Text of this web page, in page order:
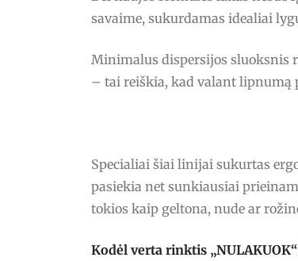
savaime, sukurdamas idealiai
Minimalus dispersijos sluoksnis
– tai reiškia, kad valant lipnumą
Specialiai šiai linijai sukurtas
pasiekia net sunkiausiai
tokios kaip geltona, nude ar
Kodėl verta rinktis